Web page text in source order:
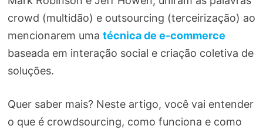
crowd (multidão) e outsourcing (terceirização) ao
mencionarem uma técnica de e-commerce
baseada em interação social e criação coletiva de
soluções.
Quer saber mais? Neste artigo, você vai entender
o que é crowdsourcing, como funciona e como